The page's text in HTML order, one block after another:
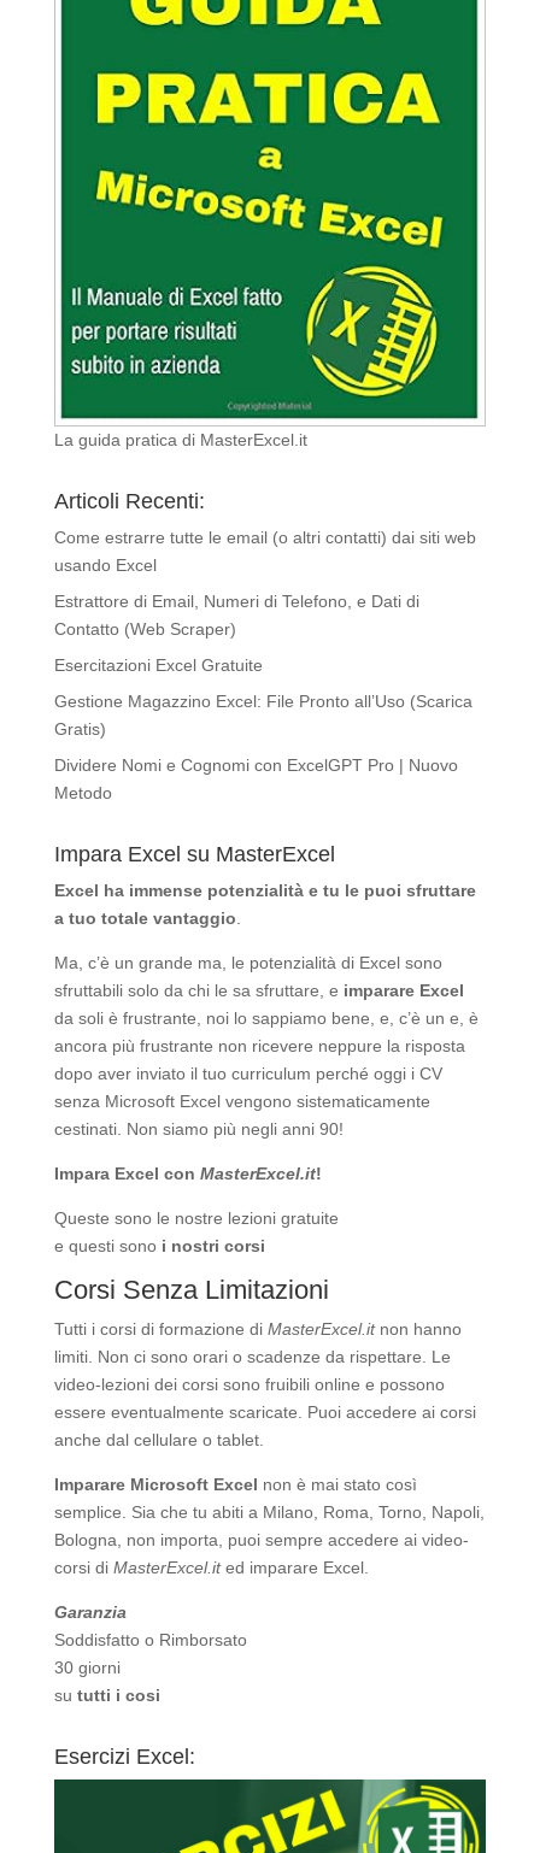
La guida pratica di MasterExcel.it
Articoli Recenti:
Come estrarre tutte le email (o altri contatti) dai siti web
usando Excel
Estrattore di Email, Numeri di Telefono, e Dati di
Contatto (Web Scraper)
Esercitazioni Excel Gratuite
Gestione Magazzino Excel: File Pronto all’Uso (Scarica
Gratis)
Dividere Nomi e Cognomi con ExcelGPT Pro | Nuovo
Metodo
Impara Excel su MasterExcel
Excel ha immense potenzialità e tu le puoi sfruttare
a tuo totale vantaggio
Ma, c’è un grande ma, le potenzialità di Excel sono
sfruttabili solo da chi le sa sfruttare, e imparare Excel
da soli è frustrante, noi lo sappiamo bene, e, c’è un e, è
ancora più frustrante non ricevere neppure la risposta
dopo aver inviato il tuo curriculum perché oggi i CV
senza Microsoft Excel vengono sistematicamente
cestinati. Non siamo più negli anni 90!
Impara Excel con MasterExcel.it!
Queste sono le nostre lezioni gratuite
e questi sono i nostri corsi
Corsi Senza Limitazioni
Tutti i corsi di formazione di MasterExcel.itnon hanno
limiti. Non ci sono orari o scadenze da rispettare. Le
video-lezioni dei corsi sono fruibili online e possono
essere eventualmente scaricate. Puoi accedere ai corsi
anche dal cellulare o tablet.
Imparare Microsoft Excel non è mai stato così
semplice. Sia che tu abiti a Milano, Roma, Torno, Napoli,
Bologna, non importa, puoi sempre accedere ai video-
corsi di MasterExcel.ited imparare Excel.
Garanzia
Soddisfatto o Rimborsato
30 giorni
su tutti i cosi
Esercizi Excel: